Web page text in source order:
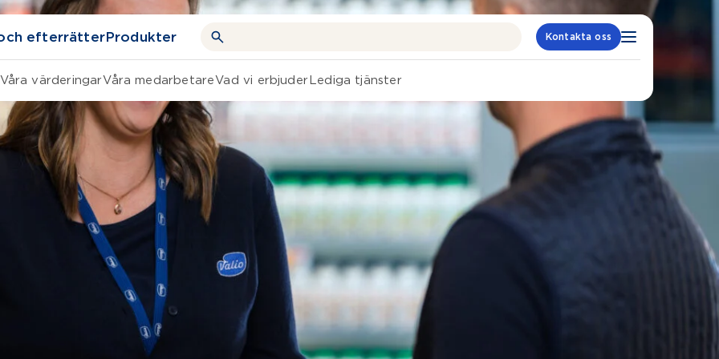
efterrätterProdukter Kontakta oss
Våra värderingarVåra medarbetareVad vi erbjuderLediga tjänster